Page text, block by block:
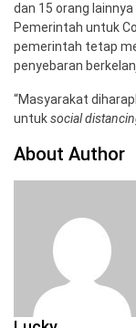
dan 15 orang
Pemerintah untuk
pemerintah tetap
penyebaran
“Masyarakat
untuksocial
About Author